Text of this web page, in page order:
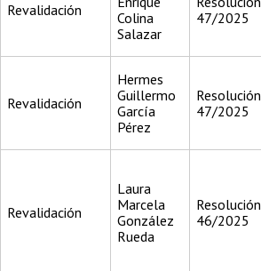
Revalidación
Colina
Salazar
47/2025
Revalidación
Hermes
Guillermo
García
Pérez
Resolución
47/2025
Revalidación
Laura
Marcela
González
Rueda
Resolución
46/2025